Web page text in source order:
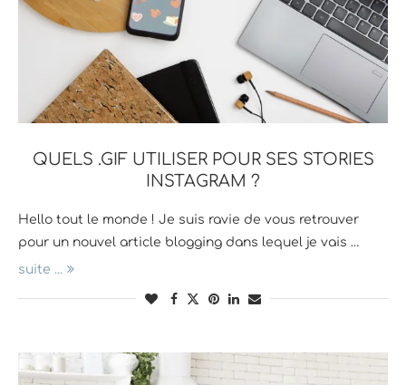
QUELS .GIF UTILISER POUR SES STORIES
INSTAGRAM ?
Hello tout le monde ! Je suis ravie de vous retrouver
pour un nouvel article blogging dans lequel je vais …
suite ...